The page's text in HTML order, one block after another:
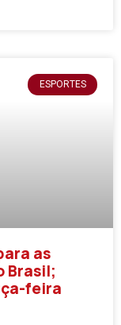
ESPORTES
as
Brasil;
feira